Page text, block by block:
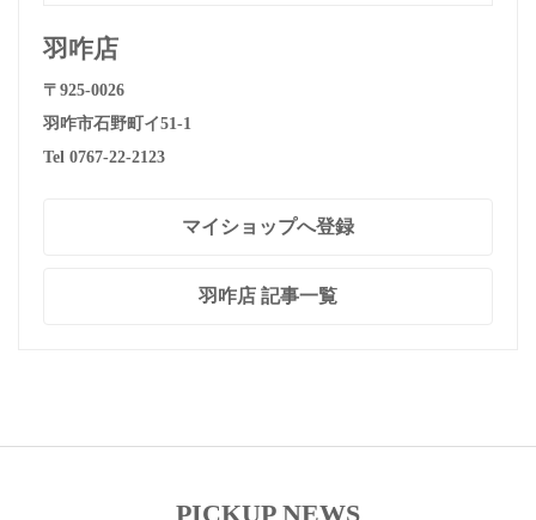
羽咋店
〒925-0026
羽咋市石野町イ51-1
Tel 0767-22-2123
マイショップへ登録
羽咋店 記事一覧
PICKUP NEWS